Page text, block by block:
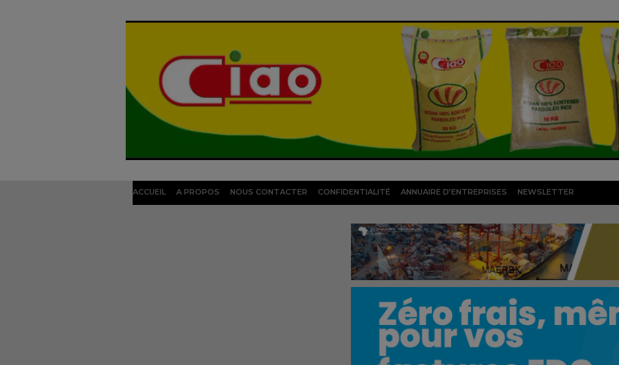
ACCUEIL A PROPOS NOUS CONTACTER CONFIDENTIALITÉ ANNUAIRE D’ENTREPRISES NEWSLETTER